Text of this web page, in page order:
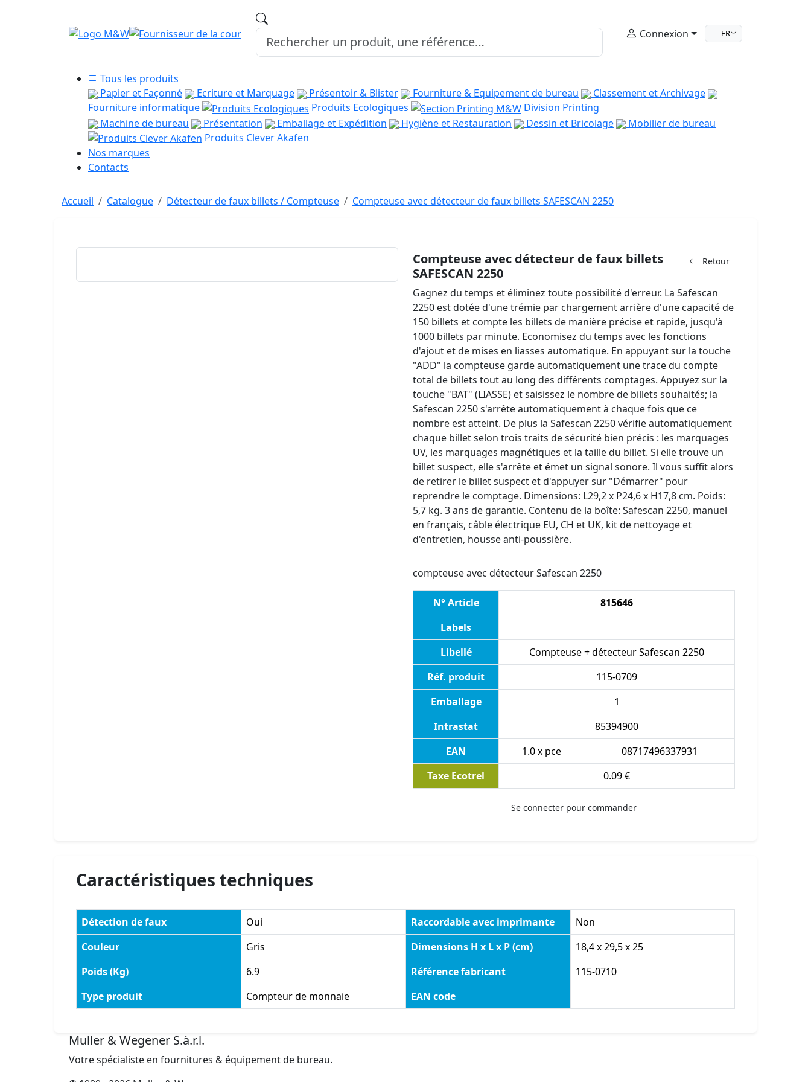
Connexion FR
Tous les produits
Papier et Façonné
Ecriture et Marquage Présentoir & Blister Fourniture & Equipement de bureau
Classement et Archivage
Fourniture informatique
Produits Ecologiques
Division Printing
Machine de bureau
Présentation Emballage et Expédition Hygiène et Restauration Dessin et Bricolage
Mobilier de bureau
Produits Clever Akafen
Nos marques
Contacts
Accueil Catalogue Détecteur de faux billets / Compteuse Compteuse avec détecteur de faux billets SAFESCAN 2250
Retour
Compteuse avec détecteur de faux billets
SAFESCAN 2250
Gagnez du temps et éliminez toute possibilité d'erreur. La Safescan
2250 est dotée d'une trémie par chargement arrière d'une capacité de
150 billets et compte les billets de manière précise et rapide, jusqu'à
1000 billets par minute. Economisez du temps avec les fonctions
d'ajout et de mises en liasses automatique. En appuyant sur la touche
"ADD" la compteuse garde automatiquement une trace du compte
total de billets tout au long des différents comptages. Appuyez sur la
touche "BAT" (LIASSE) et saisissez le nombre de billets souhaités; la
Safescan 2250 s'arrête automatiquement à chaque fois que ce
nombre est atteint. De plus la Safescan 2250 vérifie automatiquement
chaque billet selon trois traits de sécurité bien précis : les marquages
UV, les marquages magnétiques et la taille du billet. Si elle trouve un
billet suspect, elle s'arrête et émet un signal sonore. Il vous suffit alors
de retirer le billet suspect et d'appuyer sur "Démarrer" pour
reprendre le comptage. Dimensions: L29,2 x P24,6 x H17,8 cm. Poids:
5,7 kg. 3 ans de garantie. Contenu de la boîte: Safescan 2250, manuel
en français, câble électrique EU, CH et UK, kit de nettoyage et
d'entretien, housse anti-poussière.
compteuse avec détecteur Safescan 2250
N° Article
815646
Labels
Libellé
Compteuse + détecteur Safescan 2250
Réf. produit
115-0709
Emballage
1
Intrastat
85394900
EAN
1.0 x pce
08717496337931
Taxe Ecotrel
0.09 €
Se connecter pour commander
Caractéristiques techniques
Détection de faux Oui Raccordable avec imprimante
Non
Couleur
Gris Dimensions H x L x P (cm)
18,4 x 29,5 x 25
Poids (Kg)
6.9 Référence fabricant
115-0710
Type produit
Compteur de monnaie EAN code
Muller & Wegener S.à.r.l.
Votre spécialiste en fournitures & équipement de bureau.